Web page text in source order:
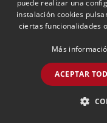
Seguro
del
años de
En su caso,
deudas de la
Último recibo
puede realizar una
instalación cookies
ciertas funcionalidades
Más
ACEPTAR